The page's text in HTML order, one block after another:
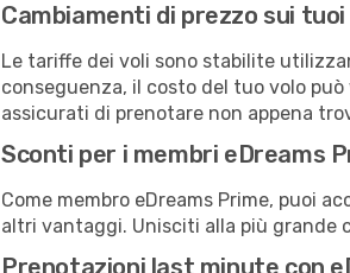
Cambiamenti di prezzo sui
Le tariffe dei voli sono stabilite
conseguenza, il costo del tuo volo
assicurati di prenotare non appena
Sconti per i membri eDreams
Come membro eDreams Prime, puoi
altri vantaggi. Unisciti alla più grande
Prenotazioni last minute con